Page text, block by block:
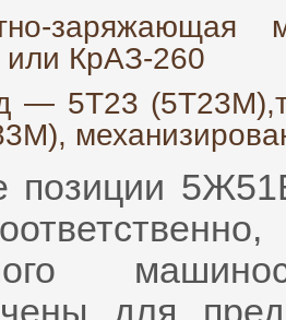
КрАЗ-260
— 5Т23
позиции
для